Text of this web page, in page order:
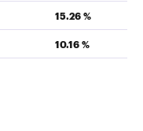
15.26 %
10.16 %